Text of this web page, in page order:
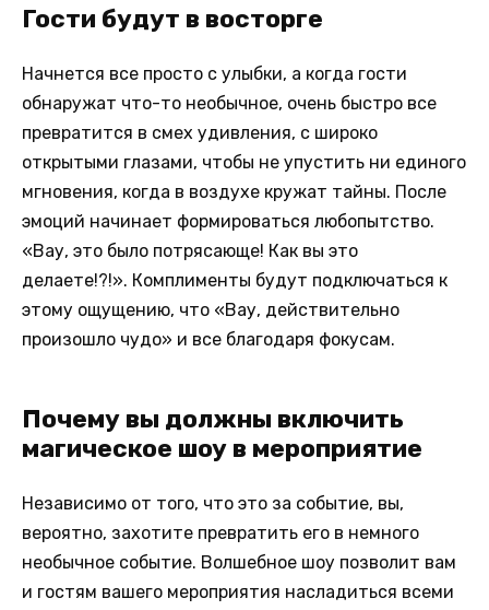
Гости будут в восторге
Начнется все просто с улыбки, а когда гости
обнаружат что-то необычное, очень быстро все
превратится в смех удивления, с широко
открытыми глазами, чтобы не упустить ни единого
мгновения, когда в воздухе кружат тайны. После
эмоций начинает формироваться любопытство.
«Вау, это было потрясающе! Как вы это
делаете!?!». Комплименты будут подключаться к
этому ощущению, что «Вау, действительно
произошло чудо» и все благодаря фокусам.
Почему вы должны включить
магическое шоу в мероприятие
Независимо от того, что это за событие, вы,
вероятно, захотите превратить его в немного
необычное событие. Волшебное шоу позволит вам
и гостям вашего мероприятия насладиться всеми